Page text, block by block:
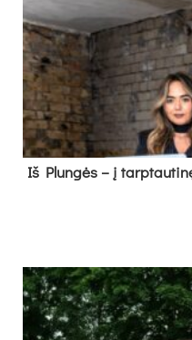
Iš Plungės – į